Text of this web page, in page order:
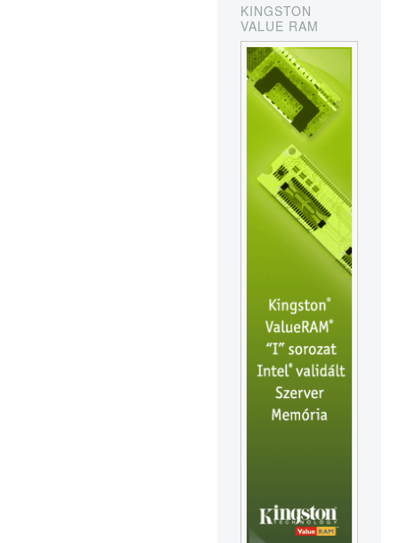
KINGSTON
VALUE RAM